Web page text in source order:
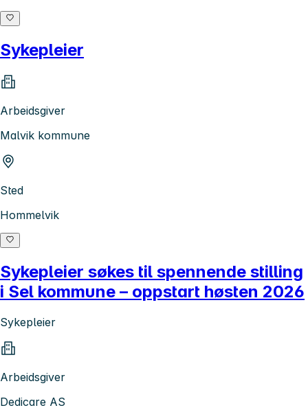
Sykepleier
Arbeidsgiver
Malvik kommune
Sted
Hommelvik
Sykepleier søkes til spennende stilling
i Sel kommune – oppstart høsten 2026
Sykepleier
Arbeidsgiver
Dedicare AS